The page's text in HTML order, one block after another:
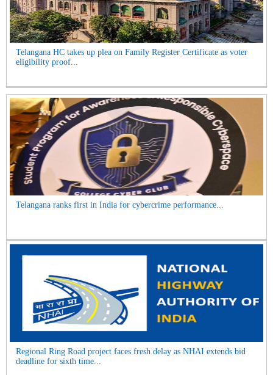
Telangana HC takes up plea on Family Register Certificate as voter
eligibility proof...
Telangana ranks first in India for cybercrime performance...
Regional Ring Road project faces fresh delay as NHAI extends bid
deadline for sixth time...